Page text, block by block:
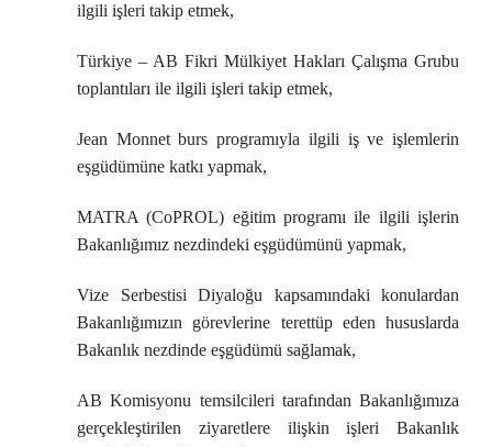
ilgili işleri takip etmek,
Türkiye – AB Fikri Mülkiyet Hakları Çalışma Grubu
toplantıları ile ilgili işleri takip etmek,
Jean Monnet burs programıyla ilgili iş ve işlemlerin
eşgüdümüne katkı yapmak,
MATRA (CoPROL) eğitim programı ile ilgili işlerin
Bakanlığımız nezdindeki eşgüdümünü yapmak,
Vize Serbestisi Diyaloğu kapsamındaki konulardan
Bakanlığımızın görevlerine terettüp eden hususlarda
Bakanlık nezdinde eşgüdümü sağlamak,
AB Komisyonu temsilcileri tarafından Bakanlığımıza
gerçekleştirilen ziyaretlere ilişkin işleri Bakanlık